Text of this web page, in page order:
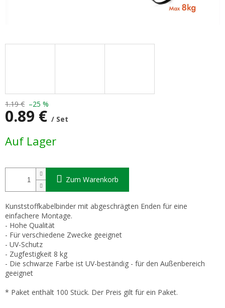
1.19 € –25 %
0.89 € / Set
Auf Lager
Zum Warenkorb
Kunststoffkabelbinder mit abgeschrägten Enden für eine
einfachere Montage.
- Hohe Qualität
- Für verschiedene Zwecke geeignet
- UV-Schutz
- Zugfestigkeit 8 kg
- Die schwarze Farbe ist UV-beständig - für den Außenbereich
geeignet
* Paket enthält 100 Stück. Der Preis gilt für ein Paket.